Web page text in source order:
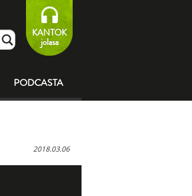
KANTOK
jolasa
PODCASTA
2018.03.06